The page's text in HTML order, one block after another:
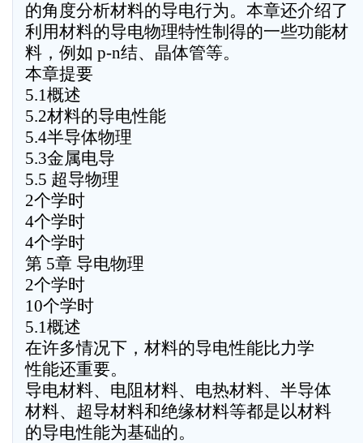
的角度分析材料的导电行为。本章还介绍了
利用材料的导电物理特性制得的一些功能材
料，例如 p-n结、晶体管等。
本章提要
5.1概述
5.2材料的导电性能
5.4半导体物理
5.3金属电导
5.5 超导物理
2个学时
4个学时
4个学时
第 5章 导电物理
2个学时
10个学时
5.1概述
在许多情况下，材料的导电性能比力学
性能还重要。
导电材料、电阻材料、电热材料、半导体
材料、超导材料和绝缘材料等都是以材料
的导电性能为基础的。